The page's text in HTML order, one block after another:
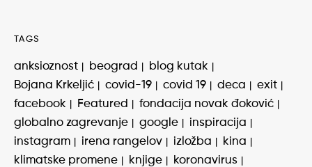
TAGS
anksioznost beograd
blog kutak
Bojana Krkeljić
covid-19 covid 19 deca
exit
facebook
Featured
fondacija novak đoković
globalno zagrevanje
google
inspiracija
instagram
irena rangelov izložba
kina
klimatske promene
knjige
koronavirus